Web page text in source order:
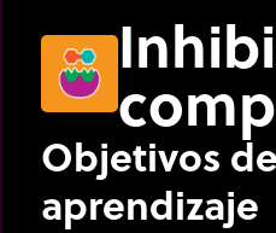
Objetivos de
aprendizaje